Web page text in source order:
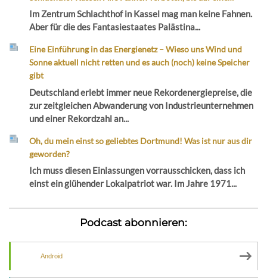
Im Zentrum Schlachthof in Kassel mag man keine Fahnen.
Aber für die des Fantasiestaates Palästina...
Eine Einführung in das Energienetz – Wieso uns Wind und
Sonne aktuell nicht retten und es auch (noch) keine Speicher
gibt
Deutschland erlebt immer neue Rekordenergiepreise, die
zur zeitgleichen Abwanderung von Industrieunternehmen
und einer Rekordzahl an...
Oh, du mein einst so geliebtes Dortmund! Was ist nur aus dir
geworden?
Ich muss diesen Einlassungen vorrausschicken, dass ich
einst ein glühender Lokalpatriot war. Im Jahre 1971...
Podcast abonnieren:
Android